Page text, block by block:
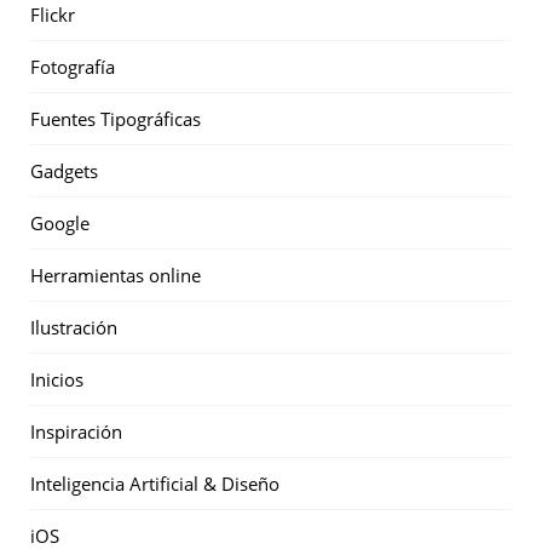
Flickr
Fotografía
Fuentes Tipográficas
Gadgets
Google
Herramientas online
Ilustración
Inicios
Inspiración
Inteligencia Artificial & Diseño
iOS